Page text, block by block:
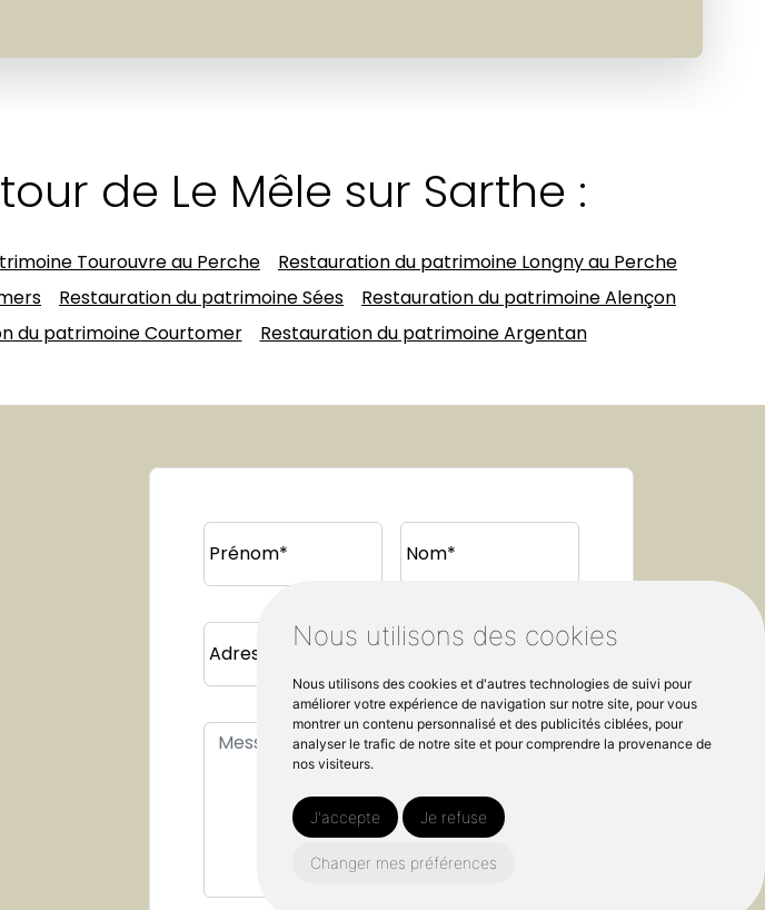
Nous utilisons des cookies
Nous utilisons des cookies et d'autres technologies de suivi pour
améliorer votre expérience de navigation sur notre site, pour vous
montrer un contenu personnalisé et des publicités ciblées, pour
analyser le trafic de notre site et pour comprendre la provenance de
nos visiteurs.
J'accepte Je refuse
Changer mes préférences
de Le Mêle sur Sarthe :
Tourouvre au Perche
Restauration du patrimoine Longny au Perche
Restauration du patrimoine Sées
Restauration du patrimoine Alençon
du patrimoine Courtomer Restauration du patrimoine Argentan
Prénom* Nom*
Adresse e-mail* Téléphone